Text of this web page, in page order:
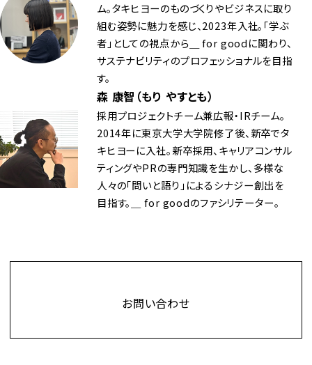
ム。タキヒヨーのものづくりやビジネスに取り
組む姿勢に魅力を感じ、2023年入社。「学ぶ
者」としての視点から＿ for goodに関わり、
サステナビリティのプロフェッショナルを目指
す。
森 康智（もり やすとも）
採用プロジェクトチーム兼広報・IRチーム。
2014年に東京大学大学院修了後、新卒でタ
キヒヨーに入社。新卒採用、キャリアコンサル
ティングやPRの専門知識を生かし、多様な
人々の｢問いと語り｣によるシナジー創出を
目指す。＿ for goodのファシリテーター。
Contact
お問い合わせ